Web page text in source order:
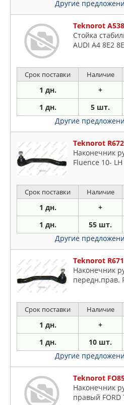
Другие
Teknorot A538
Стойка
AUDI A4 8E2
Срок поставки Наличие
1 дн. +
1 дн. 5 шт.
Другие
Teknorot R672
Наконечник
Fluence 10-
Срок поставки Наличие
1 дн. +
1 дн. 55 шт.
Другие
Teknorot R671
Наконечник
передн.прав.
Срок поставки Наличие
1 дн. +
1 дн. 10 шт.
Другие
Teknorot
Наконечник
правый FORD